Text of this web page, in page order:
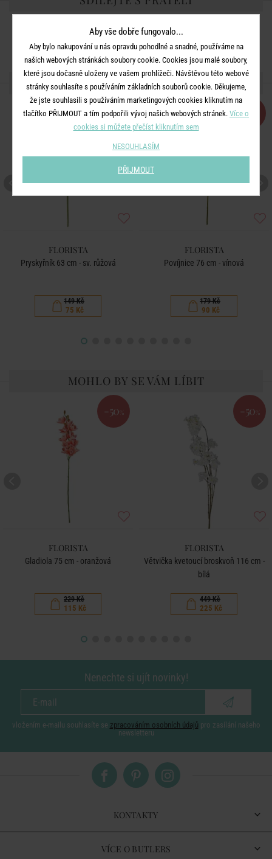
DALŠÍ PRODUKTY ZE SÉRIE
-50%
FLORISTA
Pryskyřník 63 cm - sv. růžová
149 Kč
75 Kč
-50
FLORISTA
Povíjnice 76 cm - vínová
179 Kč
90 Kč
MOHLO BY SE VÁM LÍBIT
-50 %
FLORISTA
Gladiola 75 cm - oranžová
229 Kč
115 Kč
-50 %
FLORISTA
Větvička kvetoucí broskvoň 116 cm -
bílá
449 Kč
225 Kč
Nenechte si ujít novinky!
vložením e-mailu souhlasíte se zpracováním osobních údajů pro zasílání našeho
newsletteru
KONTAKTY
VÍCE O BUTLERS
Aby vše dobře fungovalo...
Aby bylo nakupování u nás opravdu pohodlné a snadné, používáme na
našich webových stránkách soubory cookie. Cookies jsou malé soubory,
které jsou dočasně uloženy ve vašem prohlížeči. Návštěvou této webové
stránky souhlasíte s používáním základních souborů cookie. Děkujeme,
že jste souhlasili s používáním marketingových cookies kliknutím na
tlačítko PŘIJMOUT a tím podpořili vývoj našich webových stránek. Více o
cookies si můžete přečíst kliknutím sem
NESOUHLASÍM
PŘIJMOUT